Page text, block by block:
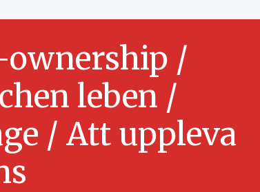
ownership /
leben /
/ Att uppleva